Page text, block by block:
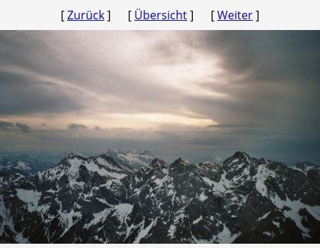
[Zurück] [ Übersicht] [Weiter]